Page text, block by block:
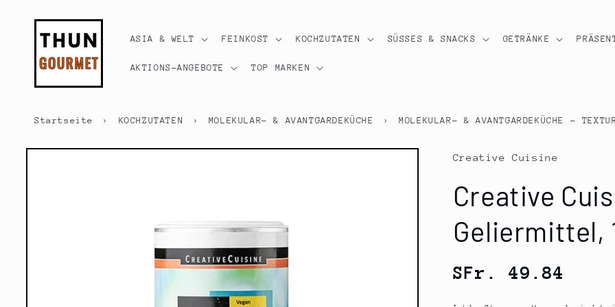
ASIA & WELT FEINKOST KOCHZUTATEN SÜSSES & SNACKS GETRÄNKE
AKTIONS-ANGEBOTE TOP MARKEN
Startseite › KOCHZUTATEN › MOLEKULAR- & AVANTGARDEKÜCHE › MOLEKULAR- & AVANTGARDEKÜCHE -
Creative Cuisine
Creative
Geliermittel,
Normaler
SFr. 49.84